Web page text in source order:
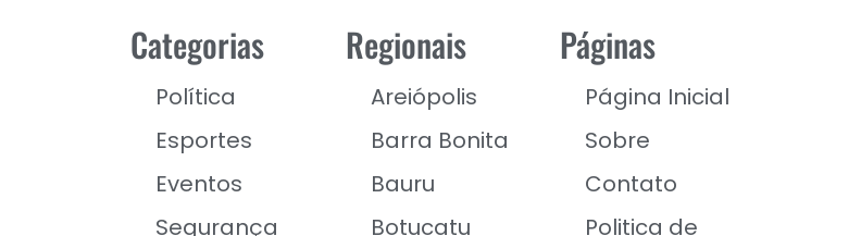
Categorias
Política
Esportes
Eventos
Segurança
Regionais
Areiópolis
Barra Bonita
Bauru
Botucatu
Páginas
Página Inicial
Sobre
Contato
Politica de